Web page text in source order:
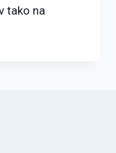
tako na